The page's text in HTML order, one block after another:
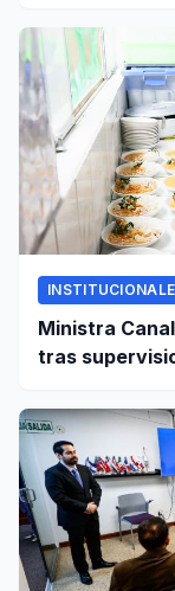
Ministra
tras